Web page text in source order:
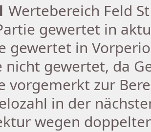
Wertebereich Feld
gewertet in
gewertet in
nicht gewertet, da
vorgemerkt zur
in der
wegen